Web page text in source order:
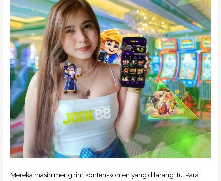
Mereka masih mengirim konten-konten yang dilarang itu. Para